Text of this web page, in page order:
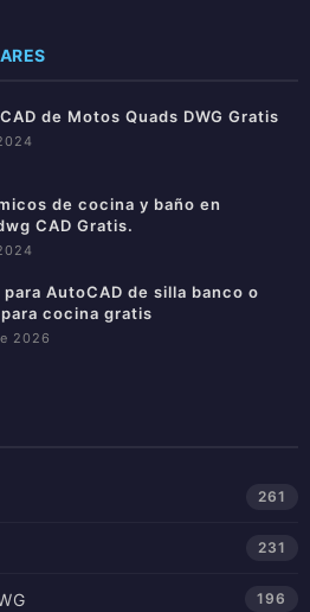
de Motos Quads DWG Gratis
de cocina y baño en
CAD Gratis.
para AutoCAD de silla banco o
cocina gratis
2026
261
231
196